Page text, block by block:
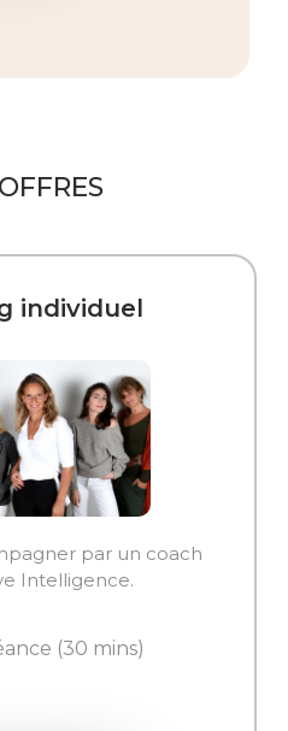
individuel
par un coach
Intelligence.
(30 mins)